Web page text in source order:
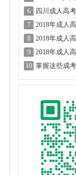
6
四川成人高
7
2018年成人
8
2018年成人
9
2018年成人
题思路
10 掌握这些成